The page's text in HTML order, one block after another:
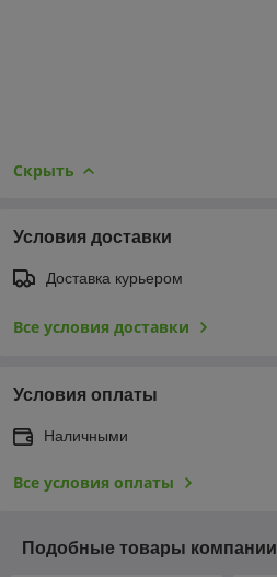
Скрыть
Условия доставки
Доставка курьером
Все условия доставки
Условия оплаты
Наличными
Все условия оплаты
Подобные товары компании